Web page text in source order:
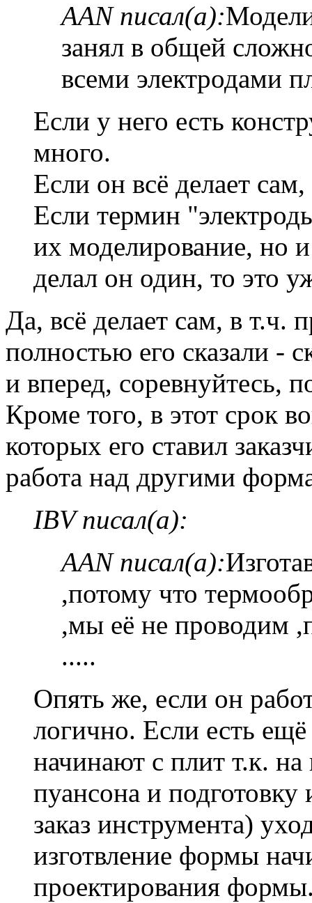
AAN писал(а):
занял в общей
всеми электродами
Если у него есть
много.
Если он всё делает
Если термин
их моделирование, но
делал он один, то это
Да, всё делает сам, в
полностью его сказали -
и вперед, соревнуйтесь,
Кроме того, в этот срок
которых его ставил
работа над другими
IBV писал(а):
AAN писал(а):
,потому что
,мы её не проводим
.....
Опять же, если он
логично. Если есть
начинают с плит т.к.
пуансона и
заказ инструмента)
изготвление формы
проектирования